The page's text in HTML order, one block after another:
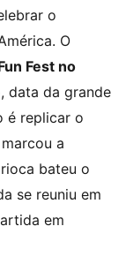
o
O
Fest no
data da grande
é replicar o
a
bateu o
se reuniu em
em